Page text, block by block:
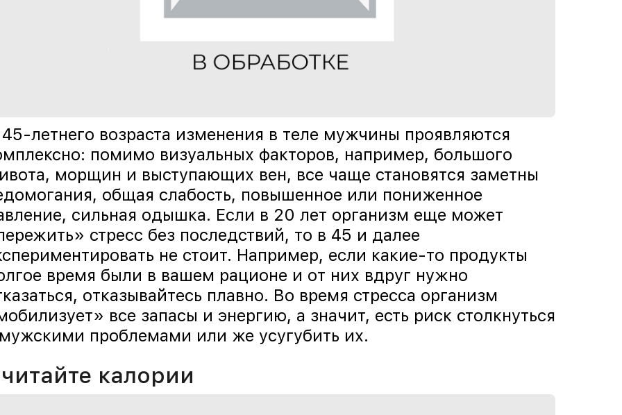
летнего возраста изменения в теле мужчины проявляются
помимо визуальных факторов, например, большого
морщин и выступающих вен, все чаще становятся заметны
общая слабость, повышенное или пониженное
сильная одышка. Если в 20 лет организм еще может
стресс без последствий, то в 45 и далее
не стоит. Например, если какие-то продукты
время были в вашем рационе и от них вдруг нужно
отказывайтесь плавно. Во время стресса организм
все запасы и энергию, а значит, есть риск столкнуться
проблемами или же усугубить их.
калории